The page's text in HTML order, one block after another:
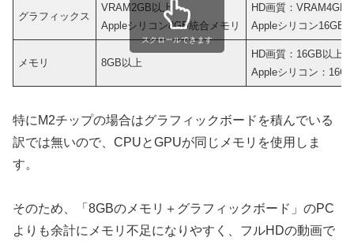
グラフィックス
VRAM2GB以上
Appleシリコン8GB統合メモリ
HD画質：VRAM4GB
Appleシリコン16GB
メモリ 8GB以上
HD画質：16GB以上
Appleシリコン：
スクロールできます
特にM2チップの場合はグラフィックボードを積んでいる
訳では無いので、CPUとGPUが同じメモリを使用しま
す。
そのため、「8GBのメモリ＋グラフィックボード」のPC
よりも余計にメモリ不足になりやすく、フルHDの動画で